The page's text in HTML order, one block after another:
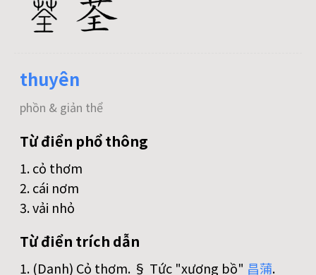
thuyên
phồn & giản thể
Từ điển phổ thông
1. cỏ thơm
2. cái nơm
3. vải nhỏ
Từ điển trích dẫn
1. (Danh) Cỏ thơm. § Tức "xương bồ" 昌蒲.